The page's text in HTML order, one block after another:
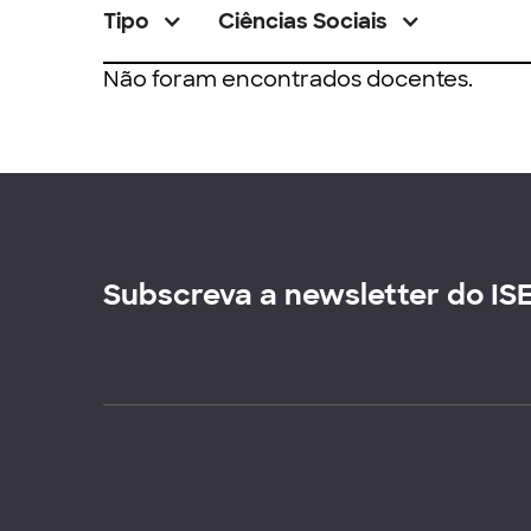
Tipo Ciências Sociais
Não foram encontrados docentes.
Subscreva a newsletter do